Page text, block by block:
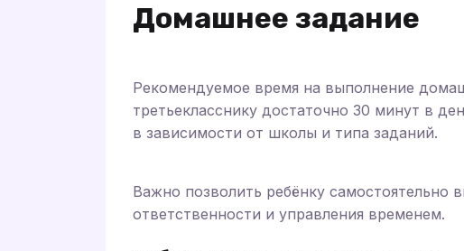
Домашнее задание
Рекомендуемое время на выполнение
третьекласснику достаточно 30 минут в
в зависимости от школы и типа заданий.
Важно позволить ребёнку самостоятельно
ответственности и управления временем.